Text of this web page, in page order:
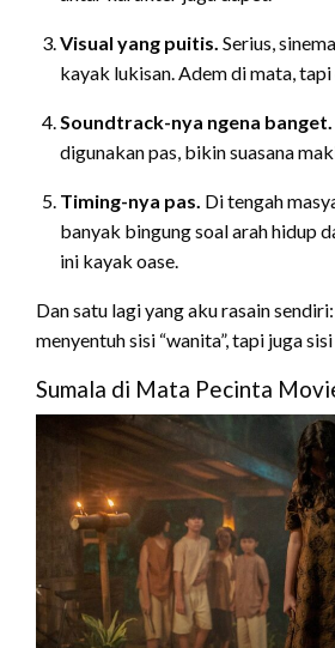
Visual yang puitis. Serius,
kayak lukisan. Adem di mata, tapi
Soundtrack-nya ngena banget.
digunakan pas, bikin suasana
Timing-nya pas. Di tengah
banyak bingung soal arah hidup
ini kayak oase.
Dan satu lagi yang aku rasain sendiri:
menyentuh sisi “wanita”, tapi juga sisi
Sumala di Mata Pecinta